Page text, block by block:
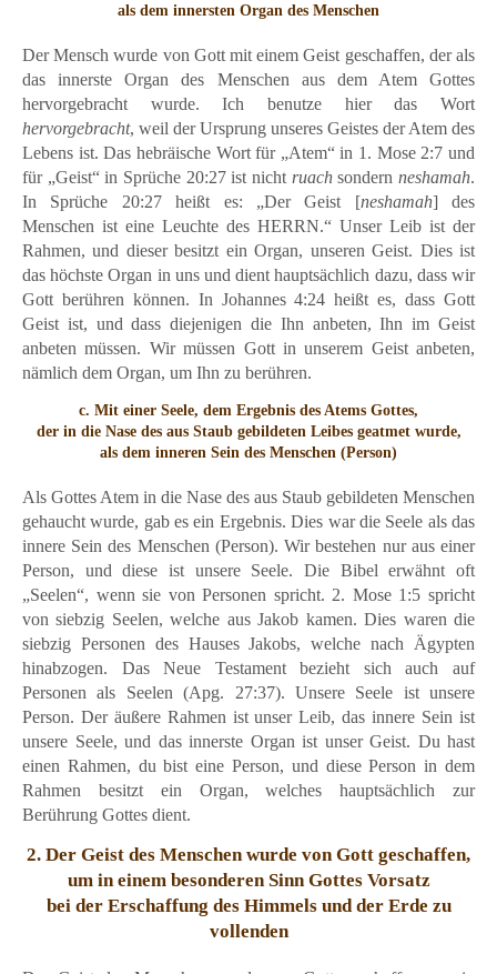
als dem innersten Organ des Menschen
Der Mensch wurde von Gott mit einem Geist geschaffen, der als
das innerste Organ des Menschen aus dem Atem Gottes
hervorgebracht wurde. Ich benutze hier das Wort
hervorgebracht, weil der Ursprung unseres Geistes der Atem des
Lebens ist. Das hebräische Wort für „Atem“ in 1. Mose 2:7 und
für „Geist“ in Sprüche 20:27 ist nicht ruachsondernneshamah.
In Sprüche 20:27 heißt es: „Der Geist [neshamah] des
Menschen ist eine Leuchte des HERRN.“ Unser Leib ist der
Rahmen, und dieser besitzt ein Organ, unseren Geist. Dies ist
das höchste Organ in uns und dient hauptsächlich dazu, dass wir
Gott berühren können. In Johannes 4:24 heißt es, dass Gott
Geist ist, und dass diejenigen die Ihn anbeten, Ihn im Geist
anbeten müssen. Wir müssen Gott in unserem Geist anbeten,
nämlich dem Organ, um Ihn zu berühren.
c. Mit einer Seele, dem Ergebnis des Atems Gottes,
der in die Nase des aus Staub gebildeten Leibes geatmet wurde,
als dem inneren Sein des Menschen (Person)
Als Gottes Atem in die Nase des aus Staub gebildeten Menschen
gehaucht wurde, gab es ein Ergebnis. Dies war die Seele als das
innere Sein des Menschen (Person). Wir bestehen nur aus einer
Person, und diese ist unsere Seele. Die Bibel erwähnt oft
„Seelen“, wenn sie von Personen spricht. 2. Mose 1:5 spricht
von siebzig Seelen, welche aus Jakob kamen. Dies waren die
siebzig Personen des Hauses Jakobs, welche nach Ägypten
hinabzogen. Das Neue Testament bezieht sich auch auf
Personen als Seelen (Apg. 27:37). Unsere Seele ist unsere
Person. Der äußere Rahmen ist unser Leib, das innere Sein ist
unsere Seele, und das innerste Organ ist unser Geist. Du hast
einen Rahmen, du bist eine Person, und diese Person in dem
Rahmen besitzt ein Organ, welches hauptsächlich zur
Berührung Gottes dient.
2. Der Geist des Menschen wurde von Gott geschaffen,
um in einem besonderen Sinn Gottes Vorsatz
bei der Erschaffung des Himmels und der Erde zu
vollenden